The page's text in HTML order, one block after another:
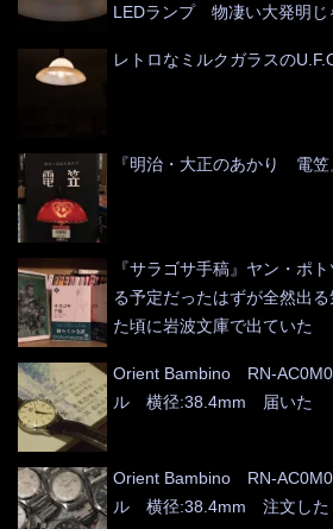
LEDランプ 物凄い大発明じ
レトロなミルクガラスの
『明治・大正のあかり 電
『サラゴサ手稿』ヤン・ポ
る予定だったはずが全然出
た頃に岩波文庫で出ていた
Orient Bambino RN-
ル 横径:38.4mm 届いた
Orient Bambino RN-
ル 横径:38.4mm 注文した